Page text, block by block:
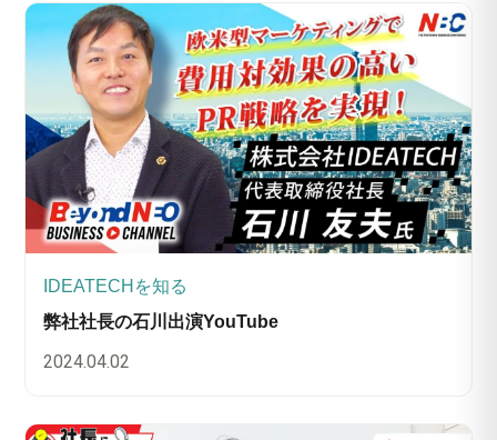
IDEATECHを知る
弊社社長の石川出演YouTube
2024.04.02